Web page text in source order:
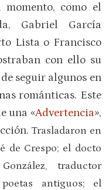
como el
Gabriel García
Lista o Francisco
con ello su
seguir algunos en
románticas. Este
una «Advertencia»,
Trasladaron en
de Crespo; el docto
traductor
antiguos; el